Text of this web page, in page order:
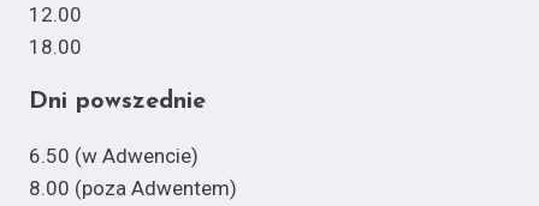
12.00
18.00
Dni powszednie
6.50 (w Adwencie)
8.00 (poza Adwentem)